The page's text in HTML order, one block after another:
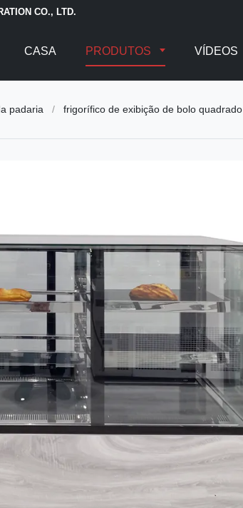
CO., LTD.
CASA PRODUTOS VÍDEOS
padaria / frigorífico de exibição de bolo quadrado